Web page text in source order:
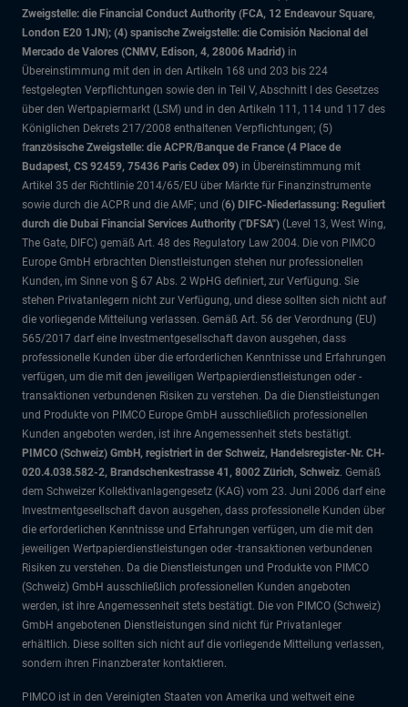
Zweigstelle: die Financial Conduct Authority (FCA, 12 Endeavour Square,
London E20 1JN); (4) spanische Zweigstelle: die Comisión Nacional del
Mercado de Valores (CNMV, Edison, 4, 28006 Madrid) in
Übereinstimmung mit den in den Artikeln 168 und 203 bis 224
festgelegten Verpflichtungen sowie den in Teil V, Abschnitt I des Gesetzes
über den Wertpapiermarkt (LSM) und in den Artikeln 111, 114 und 117 des
Königlichen Dekrets 217/2008 enthaltenen Verpflichtungen; (5)
französische Zweigstelle: die ACPR/Banque de France (4 Place de
Budapest, CS 92459, 75436 Paris Cedex 09) in Übereinstimmung mit
Artikel 35 der Richtlinie 2014/65/EU über Märkte für Finanzinstrumente
sowie durch die ACPR und die AMF; und (6) DIFC-Niederlassung: Reguliert
durch die Dubai Financial Services Authority ("DFSA") (Level 13, West Wing,
The Gate, DIFC) gemäß Art. 48 des Regulatory Law 2004. Die von PIMCO
Europe GmbH erbrachten Dienstleistungen stehen nur professionellen
Kunden, im Sinne von § 67 Abs. 2 WpHG definiert, zur Verfügung. Sie
stehen Privatanlegern nicht zur Verfügung, und diese sollten sich nicht auf
die vorliegende Mitteilung verlassen. Gemäß Art. 56 der Verordnung (EU)
565/2017 darf eine Investmentgesellschaft davon ausgehen, dass
professionelle Kunden über die erforderlichen Kenntnisse und Erfahrungen
verfügen, um die mit den jeweiligen Wertpapierdienstleistungen oder -
transaktionen verbundenen Risiken zu verstehen. Da die Dienstleistungen
und Produkte von PIMCO Europe GmbH ausschließlich professionellen
Kunden angeboten werden, ist ihre Angemessenheit stets bestätigt.
PIMCO (Schweiz) GmbH, registriert in der Schweiz, Handelsregister-Nr. CH-
020.4.038.582-2, Brandschenkestrasse 41, 8002 Zürich, Schweiz. Gemäß
dem Schweizer Kollektivanlagengesetz (KAG) vom 23. Juni 2006 darf eine
Investmentgesellschaft davon ausgehen, dass professionelle Kunden über
die erforderlichen Kenntnisse und Erfahrungen verfügen, um die mit den
jeweiligen Wertpapierdienstleistungen oder -transaktionen verbundenen
Risiken zu verstehen. Da die Dienstleistungen und Produkte von PIMCO
(Schweiz) GmbH ausschließlich professionellen Kunden angeboten
werden, ist ihre Angemessenheit stets bestätigt. Die von PIMCO (Schweiz)
GmbH angebotenen Dienstleistungen sind nicht für Privatanleger
erhältlich. Diese sollten sich nicht auf die vorliegende Mitteilung verlassen,
sondern ihren Finanzberater kontaktieren.
PIMCO ist in den Vereinigten Staaten von Amerika und weltweit eine